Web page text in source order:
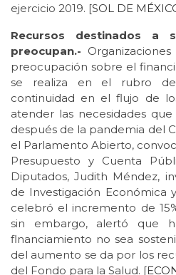
ejercicio 2019. [SOL DE
Recursos destinados a
preocupan.-
preocupación sobre el
se realiza en el rubro
continuidad en el flujo de
atender las necesidades
después de la pandemia del
el Parlamento Abierto,
Presupuesto y Cuenta
Diputados, Judith Méndez,
de Investigación Económica
celebró el incremento de
sin embargo, alertó que
flnanciamiento no sea
del aumento se da por los
del Fondo para la Salud. [